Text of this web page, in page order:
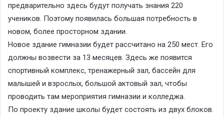
предварительно здесь будут получать знания 220
учеников. Поэтому появилась большая потребность в
новом, более просторном здании.
Новое здание гимназии будет рассчитано на 250 мест. Его
должны возвести за 13 месяцев. Здесь же появится
спортивный комплекс, тренажерный зал, бассейн для
малышей и взрослых, большой актовый зал, чтобы
проводить там мероприятия гимназии и колледжа.
По проекту здание школы будет состоять из двух блоков.